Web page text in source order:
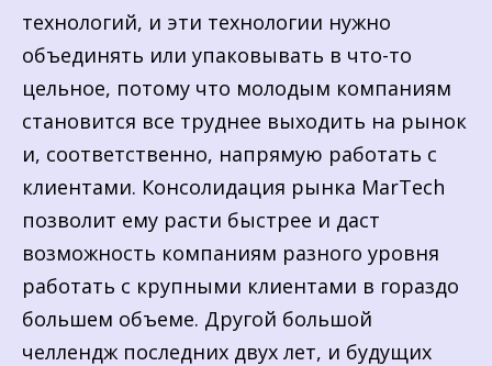
технологий, и эти технологии нужно
объединять или упаковывать в что-то
цельное, потому что молодым компаниям
становится все труднее выходить на рынок
и, соответственно, напрямую работать с
клиентами. Консолидация рынка MarTech
позволит ему расти быстрее и даст
возможность компаниям разного уровня
работать с крупными клиентами в гораздо
большем объеме. Другой большой
челлендж последних двух лет, и будущих